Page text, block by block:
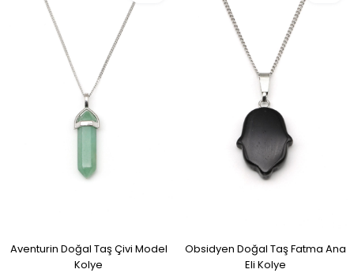
Aventurin Doğal Taş Çivi Model
Kolye
Obsidyen Doğal Taş Fatma Ana
Eli Kolye